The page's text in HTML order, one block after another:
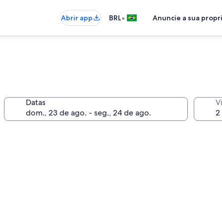
Abrir app BRL• Anuncie a sua
Datas